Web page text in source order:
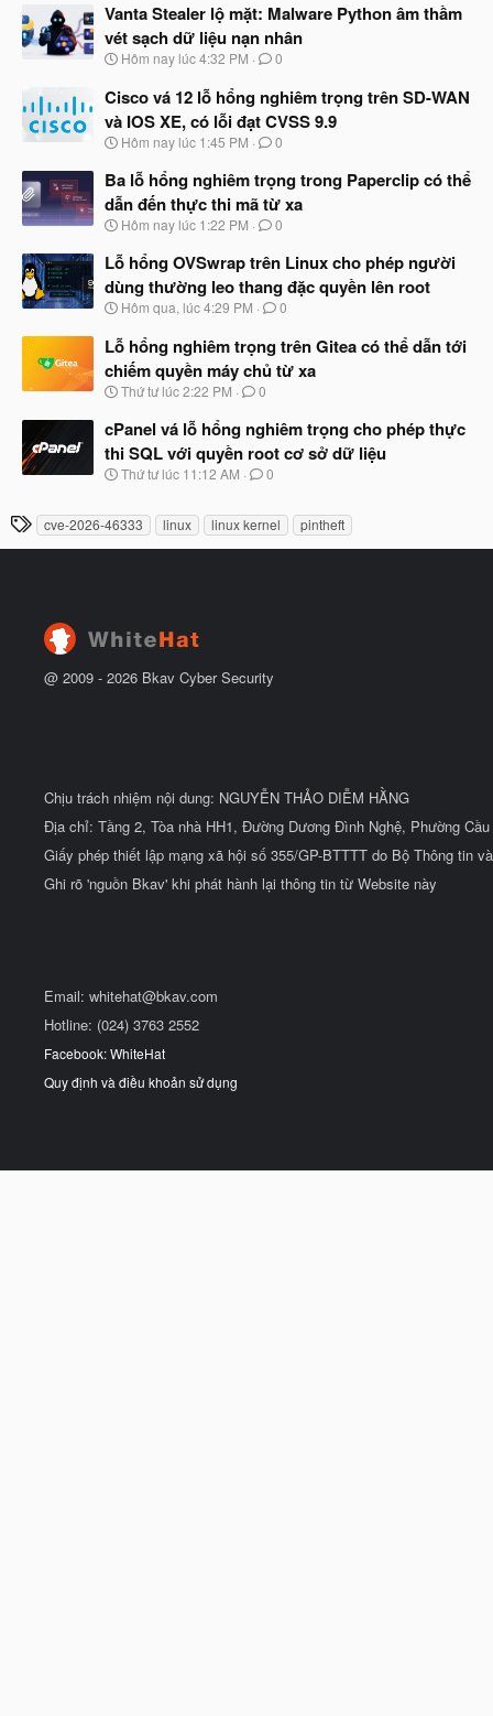
Vanta Stealer lộ mặt: Malware Python âm thầm
vét sạch dữ liệu nạn nhân
N
à
y
b
ắ
đ
ầ
u
Hôm nay lúc 4:32 PM 0
Cisco vá 12 lỗ hổng nghiêm trọng trên SD-WAN
và IOS XE, có lỗi đạt CVSS 9.9
N
à
y
b
ắ
đ
ầ
u
Hôm nay lúc 1:45 PM 0
Ba lỗ hổng nghiêm trọng trong Paperclip có thể
dẫn đến thực thi mã từ xa
N
à
b
ắ
đ
ầ
u
Hôm nay lúc 1:22 PM 0
Lỗ hổng OVSwrap trên Linux cho phép người
dùng thường leo thang đặc quyền lên root
N
à
y
b
ắ
đ
ầ
u
Hôm qua, lúc 4:29 PM 0
Lỗ hổng nghiêm trọng trên Gitea có thể dẫn tới
chiếm quyền máy chủ từ xa
N
à
b
ắ
đ
ầ
u
Thứ tư lúc 2:22 PM 0
cPanel vá lỗ hổng nghiêm trọng cho phép thực
thi SQL với quyền root cơ sở dữ liệu
N
y
u
Thứ tư lúc 11:12 AM 0
T
h
cve-2026-46333 linux linux kernel pintheft
@ 2009 - 2026 Bkav Cyber Security
Chịu trách nhiệm nội dung: NGUYỄN THẢO DIỄM HẰNG
Địa chỉ: Tầng 2, Tòa nhà HH1, Đường Dương Đình Nghệ, Phường
Giấy phép thiết lập mạng xã hội số 355/GP-BTTTT do Bộ Thông tin
Ghi rõ 'nguồn Bkav' khi phát hành lại thông tin từ Website này
Email: whitehat@bkav.com
Hotline: (024) 3763 2552
Facebook: WhiteHat
Quy định và điều khoản sử dụng